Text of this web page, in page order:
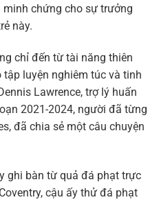
chứng cho sự trưởng
này.
chỉ đến từ tài năng thiên
luyện nghiêm túc và tinh
Lawrence, trợ lý huấn
2021-2024, người đã từng
đã chia sẻ một câu chuyện
ghi bàn từ quả đá phạt trực
cậu ấy thử đá phạt